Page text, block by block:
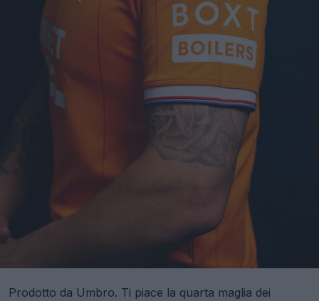
Prodotto da Umbro. Ti piace la quarta maglia dei